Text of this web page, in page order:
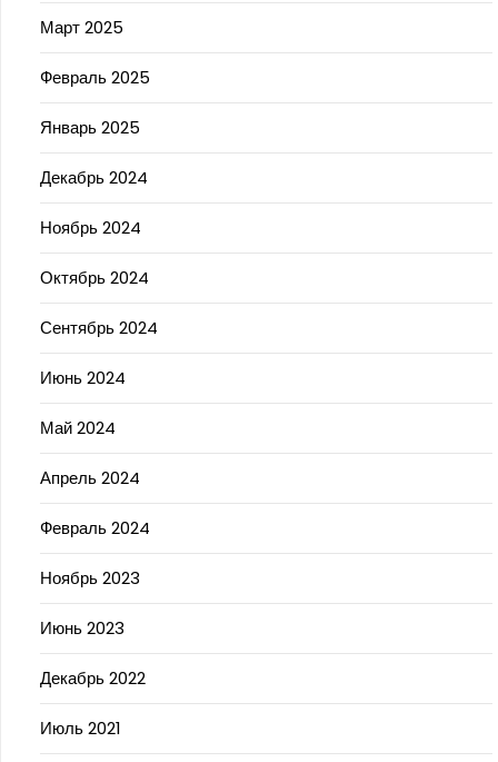
Март 2025
Февраль 2025
Январь 2025
Декабрь 2024
Ноябрь 2024
Октябрь 2024
Сентябрь 2024
Июнь 2024
Май 2024
Апрель 2024
Февраль 2024
Ноябрь 2023
Июнь 2023
Декабрь 2022
Июль 2021